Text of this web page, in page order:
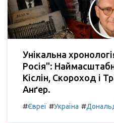
Унікальна
Росія":
Кіслін, Скороход і
Анґер.
#Євреї #Україна #